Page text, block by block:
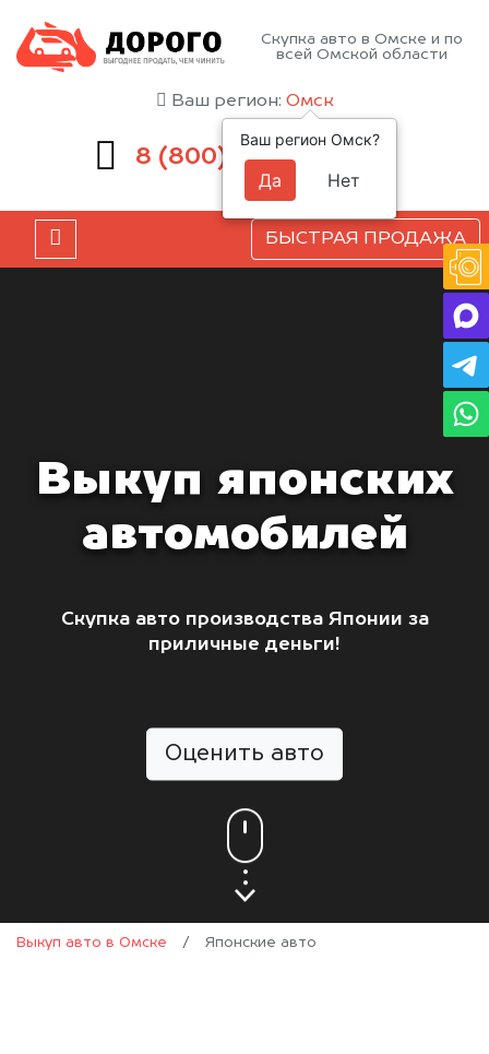
Скупка авто в Омске и по
всей Омской области
Ваш регион: Омск
8 (800) 551-81-15
БЫСТРАЯ ПРОДАЖА
Выкуп японских
автомобилей
Скупка авто производства Японии за
приличные деньги!
Оценить авто
Выкуп авто в Омске / Японские авто
Ваш регион Омск?
Да Нет